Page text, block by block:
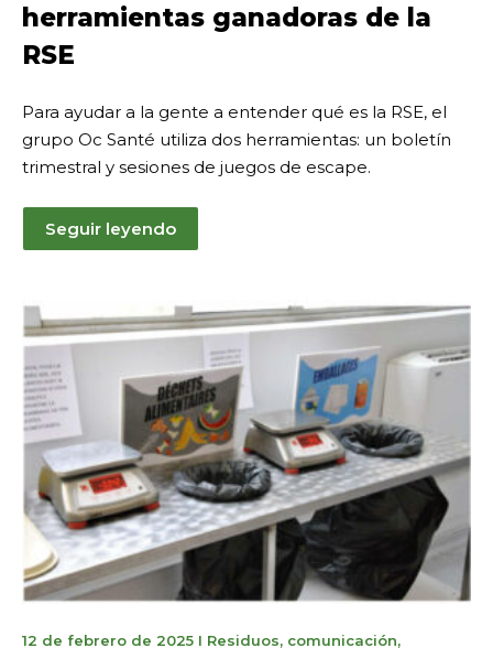
de
2025
herramientas ganadoras de la
RSE
Para ayudar a la gente a entender qué es la RSE, el
grupo Oc Santé utiliza dos herramientas: un boletín
trimestral y sesiones de juegos de escape.
Seguir leyendo
12 de febrero de 20257I Residuos, comunicación,